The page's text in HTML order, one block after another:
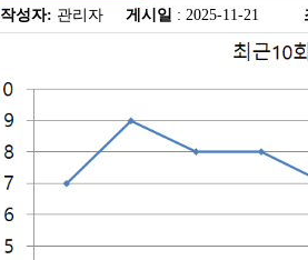
작성자: 관리자 게시일 : 2025-11-21